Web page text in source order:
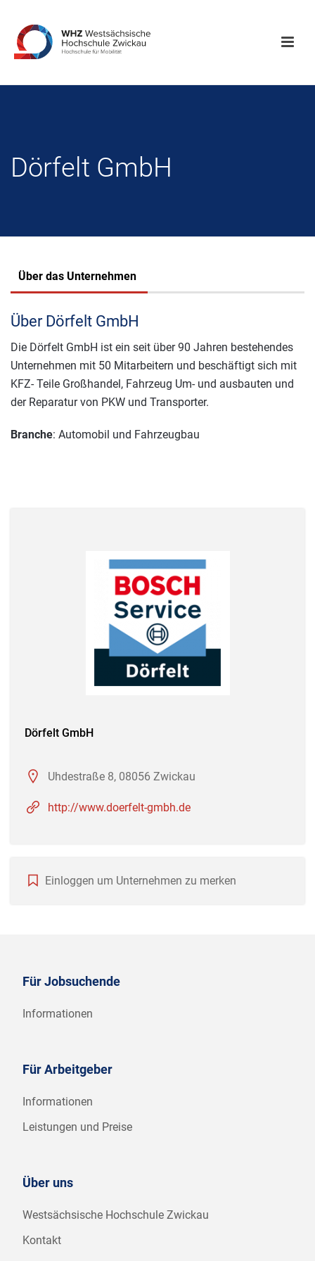
Dörfelt GmbH
Über das Unternehmen
Über Dörfelt GmbH
Die Dörfelt GmbH ist ein seit über 90 Jahren bestehendes
Unternehmen mit 50 Mitarbeitern und beschäftigt sich mit
KFZ- Teile Großhandel, Fahrzeug Um- und ausbauten und
der Reparatur von PKW und Transporter.
Branche: Automobil und Fahrzeugbau
Dörfelt GmbH
Uhdestraße 8, 08056 Zwickau
http://www.doerfelt-gmbh.de
Einloggen um Unternehmen zu merken
Für Jobsuchende
Informationen
Für Arbeitgeber
Informationen
Leistungen und Preise
Über uns
Westsächsische Hochschule Zwickau
Kontakt